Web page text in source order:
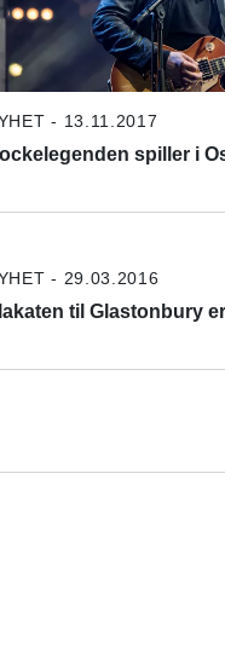
- 13.11.2017
spiller i
- 29.03.2016
til Glastonbury